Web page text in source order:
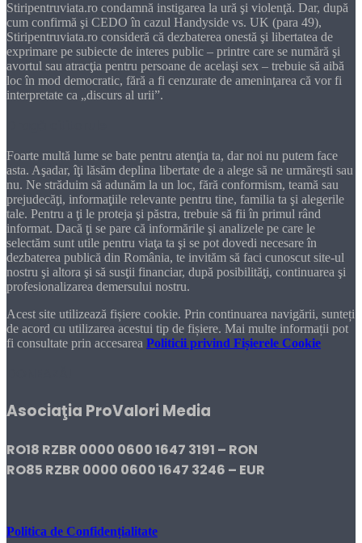
Stiripentruviata.ro condamnă instigarea la ură şi violenţă. Dar, după
cum confirmă şi CEDO în cazul Handyside vs. UK (para 49),
Stiripentruviata.ro consideră că dezbaterea onestă şi libertatea de
exprimare pe subiecte de interes public – printre care se numără şi
avortul sau atracţia pentru persoane de acelaşi sex – trebuie să aibă
loc în mod democratic, fără a fi cenzurate de ameninţarea că vor fi
interpretate ca „discurs al urii”.
Foarte multă lume se bate pentru atenţia ta, dar noi nu putem face
asta. Aşadar, îţi lăsăm deplina libertate de a alege să ne urmăreşti sau
nu. Ne străduim să adunăm la un loc, fără conformism, teamă sau
prejudecăţi, informaţiile relevante pentru tine, familia ta şi alegerile
tale. Pentru a ţi le proteja şi păstra, trebuie să fii în primul rând
informat. Dacă ţi se pare că informările şi analizele pe care le
selectăm sunt utile pentru viaţa ta şi se pot dovedi necesare în
dezbaterea publică din România, te invităm să faci cunoscut site-ul
nostru şi altora şi să susţii financiar, după posibilităţi, continuarea şi
profesionalizarea demersului nostru.
Acest site utilizează fișiere cookie. Prin continuarea navigării, sunteți
de acord cu utilizarea acestui tip de fișiere. Mai multe informații pot
fi consultate prin accesarea Politicii privind Fișierele Cookie
Asociaţia ProValori Media
RO18 RZBR 0000 0600 1647 3191 – RON
RO85 RZBR 0000 0600 1647 3246 – EUR
Politica de Confidențialitate